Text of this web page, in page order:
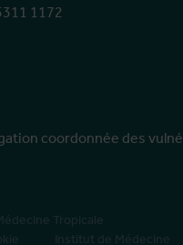
1172
coordonnée des
Tropicale
Institut de Médecine